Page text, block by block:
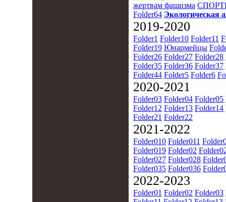
жертвам фашизма
Folder64 Экологическая
2019-2020
Folder1 Folder10 Folder11
Folder19 Юнармейцы
Folder26 Folder27 Folder28
Folder35 Folder36 Folder37
Folder44 Folder5 Folder6
2020-2021
Folder03 Folder04 Folder05
Folder12 Folder13 Folder14
Folder21 Folder22
2021-2022
Folder010 Folder011
Folder019 Folder02
Folder027 Folder028
Folder035 Folder036
2022-2023
Folder01 Folder02 Folder03